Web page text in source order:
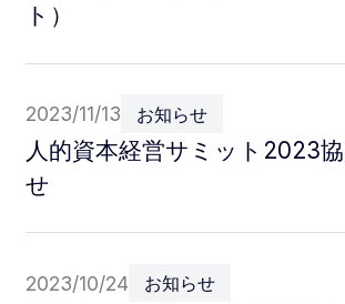
ト）
2023/11/13 お知らせ
人的資本経営サミット2023
せ
2023/10/24 お知らせ